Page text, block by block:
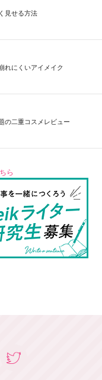
見せる方法
れにくいアイメイク
の二重コスメレビュー
ら